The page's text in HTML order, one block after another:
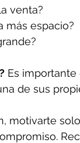
venta?
más espacio?
Es
de sus
motivarte